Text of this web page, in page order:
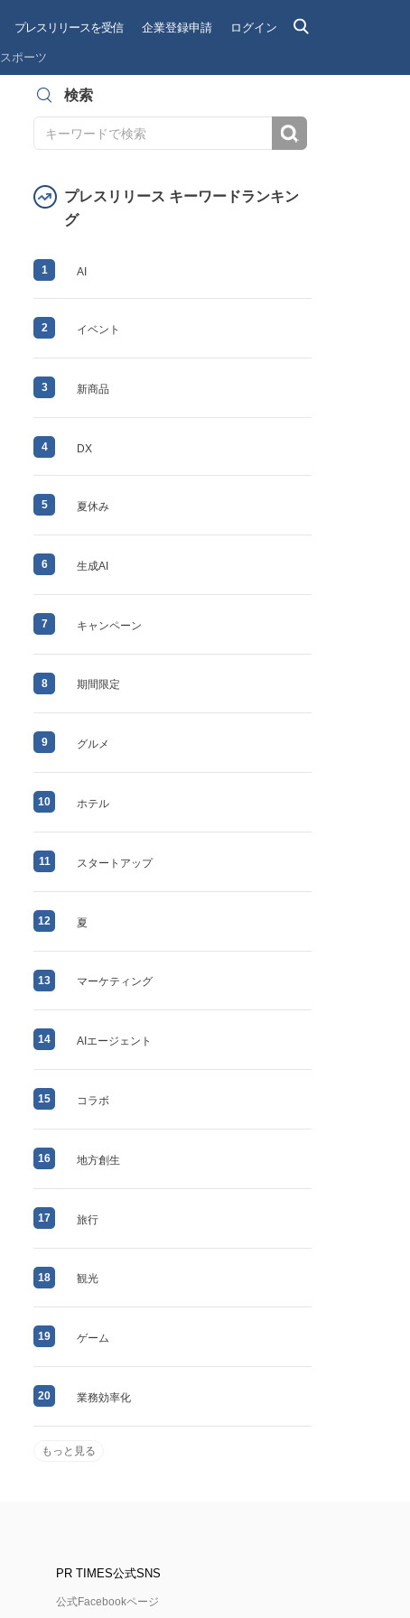
プレスリリースを受信 企業登録申請 ログイン
スポーツ
検索
プレスリリース キーワードランキン
グ
1 AI
2 イベント
3 新商品
4 DX
5 夏休み
6 生成AI
7 キャンペーン
8 期間限定
9 グルメ
10 ホテル
11 スタートアップ
12 夏
13 マーケティング
14 AIエージェント
15 コラボ
16 地方創生
17 旅行
18 観光
19 ゲーム
20 業務効率化
もっと見る
PR TIMES公式SNS
公式Facebookページ